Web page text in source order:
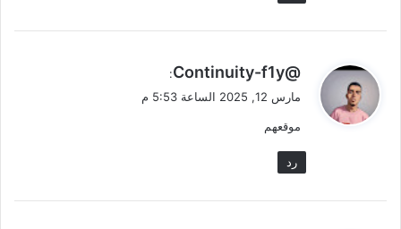
ي
ل
@Continuity-f1y
:
مارس 12, 2025 الساعة 5:53 م
موقعهم
رد